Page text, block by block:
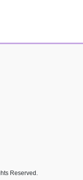
Reserved.